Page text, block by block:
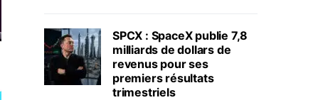
SPCX : SpaceX publie 7,8
milliards de dollars de
revenus pour ses
premiers résultats
trimestriels